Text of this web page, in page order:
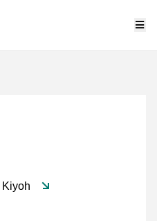
Kiyoh